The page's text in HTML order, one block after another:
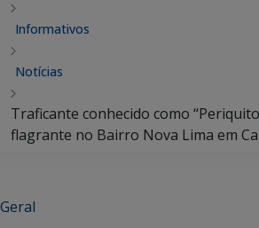
Informativos
Notícias
Traficante conhecido como
flagrante no Bairro Nova Lima em
Geral